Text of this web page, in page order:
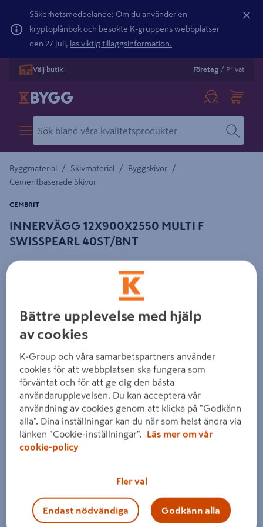
Säkerhetsmeddelande: Om du använder en
kryptoplånbok och besökte K-gruppens webbplatser
den 27 juli, läs viktig tilläggsinformation.
Välj butik Företag / Privat
Byggmaterial / Skivmaterial / Byggskivor /
Cementbaserade Skivor
INNERVÄGG 12X900X2550 MULTI F
SWISSPEARL 40ST/BNT
CEMBRIT
Detaljerad beskrivning finns i produktbeskrivningsområdet
Bättre upplevelse med hjälp
av cookies
K-Group och våra samarbetspartners använder
cookies för att webbplatsen ska fungera som
förväntat och för att ge dig den bästa
användarupplevelsen. Du kan acceptera vår
användning av cookies genom att klicka på "Godkänn
alla". Dina inställningar kan du när som helst ändra via
länken "Cookie-inställningar".
Läs mer om vår
cookie-policy
Fler val
Endast nödvändiga Godkänn alla